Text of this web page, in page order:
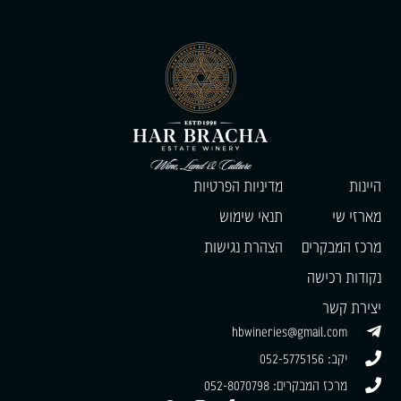
hbwineries@gmail.com
יקב: 052-5775156
מרכז המבקרים: 052-8070798
היינות
מארזי שי
מרכז המבקרים
נקודות רכישה
יצירת קשר
מדיניות הפרטיות
תנאי שימוש
הצהרת נגישות